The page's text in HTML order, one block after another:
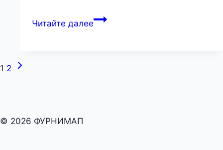
Читайте далееООО
Навигация
1 2
Следующая
© 2026 ФУРНИМАП